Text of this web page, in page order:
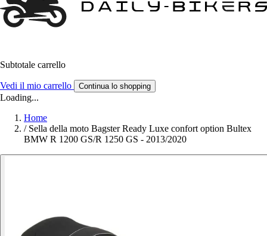
Subtotale carrello
Vedi il mio carrello Continua lo shopping
Loading...
Home
/ Sella della moto Bagster Ready Luxe confort option Bultex
BMW R 1200 GS/R 1250 GS - 2013/2020